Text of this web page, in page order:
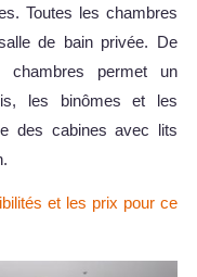
Toutes les chambres
de bain privée. De
chambres permet un
les binômes et les
des cabines avec lits
et les prix pour ce